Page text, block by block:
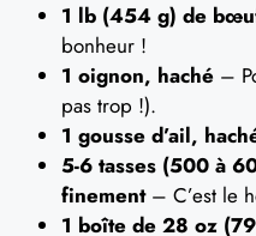
1 lb (454 g) de
bonheur !
1 oignon, haché –
pas trop !).
1 gousse d’ail,
5-6 tasses (500 à
finement– C’est le
1 boîte de 28 oz